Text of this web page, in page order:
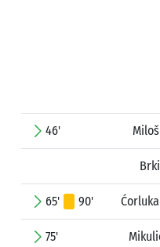
46'
65' 90'
75'